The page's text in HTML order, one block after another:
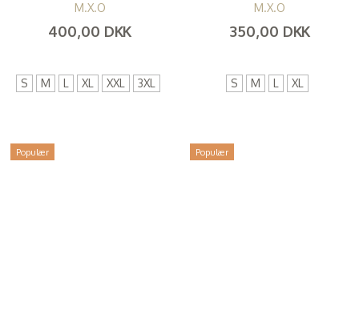
M.X.O
400,00 DKK
S M L XL XXL 3XL
M.X.O
350,00 DKK
S M L XL
Populær Populær